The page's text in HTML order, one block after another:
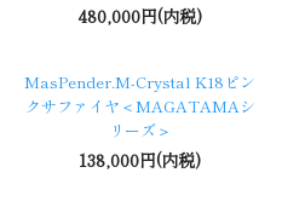
480,000円(内税)
MasPender.M-Crystal K18ピン
クサファイヤ＜MAGATAMAシ
リーズ＞
138,000円(内税)